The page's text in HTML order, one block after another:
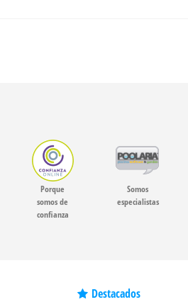
Porque
somos de
confianza
Somos
especialistas
Destacados